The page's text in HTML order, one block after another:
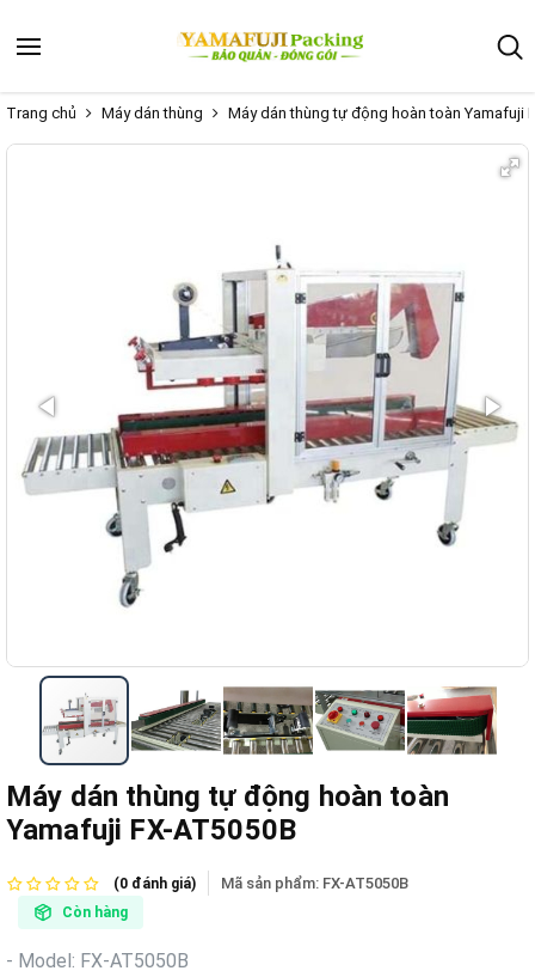
Trang chủ Máy dán thùng Máy dán thùng tự động hoàn toàn Yamafuji
Máy dán thùng tự động hoàn toàn
Yamafuji FX-AT5050B
(0 đánh giá) Mã sản phẩm: FX-AT5050B
Còn hàng
- Model: FX-AT5050B